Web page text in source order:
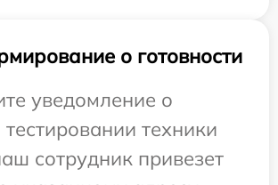
о готовности
уведомление о
техники
сотрудник привезет